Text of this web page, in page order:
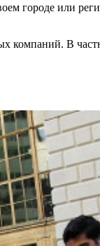
городе или
В